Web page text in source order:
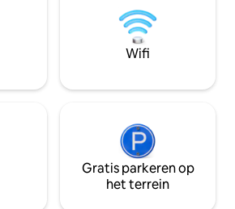
op de
✔ Volledige
en grill ✔ Snelle wifi
Parking
mijl van de
Wifi
Gratis parkeren op
het terrein